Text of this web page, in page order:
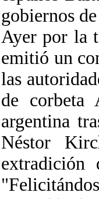
gobiernos
Ayer por la
emitió un
las
de corbeta
argentina
Néstor